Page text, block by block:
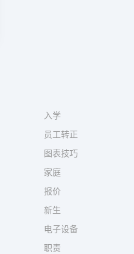
入学
员工转正
图表技巧
家庭
报价
新生
电子设备
职责